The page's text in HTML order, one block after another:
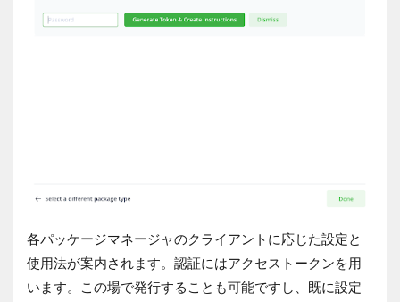
各パッケージマネージャのクライアントに応じた設定と
使用法が案内されます。認証にはアクセストークンを用
います。この場で発行することも可能ですし、既に設定